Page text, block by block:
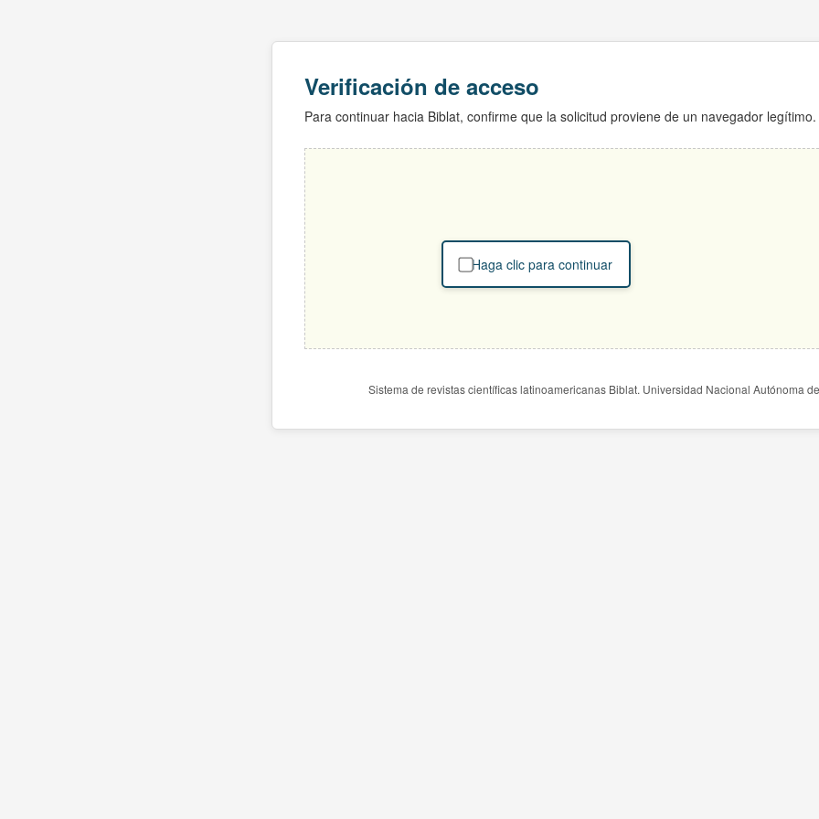
Verificación de acceso
Para continuar hacia Biblat, confirme que la solicitud proviene de un navegador legítimo.
Haga clic para continuar
Sistema de revistas científicas latinoamericanas Biblat. Universidad Nacional Autónoma